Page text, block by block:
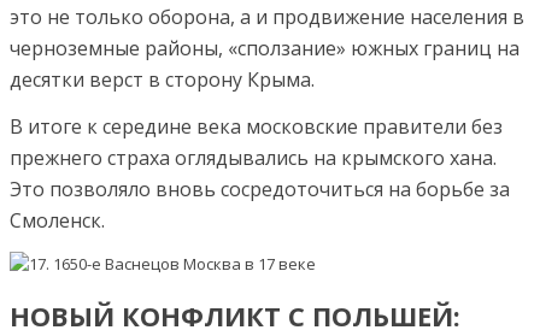
это не только оборона, а и продвижение населения в
черноземные районы, «сползание» южных границ на
десятки верст в сторону Крыма.
В итоге к середине века московские правители без
прежнего страха оглядывались на крымского хана.
Это позволяло вновь сосредоточиться на борьбе за
Смоленск.
НОВЫЙ КОНФЛИКТ С ПОЛЬШЕЙ: